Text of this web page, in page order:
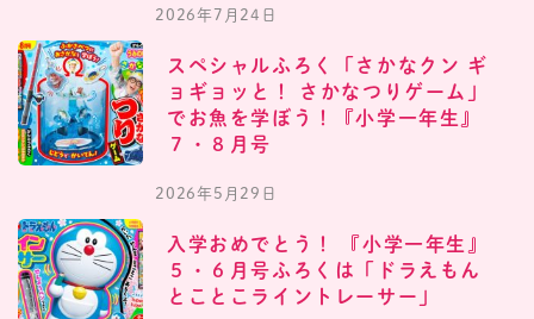
2026年7月24日
スペシャルふろく「さかなクン ギ
ョギョッと！ さかなつりゲーム」
でお魚を学ぼう！『小学一年生』
７・８月号
2026年5月29日
入学おめでとう！ 『小学一年生』
５・６月号ふろくは「ドラえもん
とことこライントレーサー」